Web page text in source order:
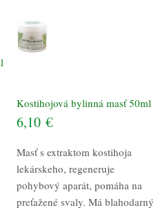
Kostihojová bylinná masť 50ml
6,10 €
Masť s extraktom kostihoja
lekárskeho, regeneruje
pohybový aparát, pomáha na
preťažené svaly. Má blahodarný